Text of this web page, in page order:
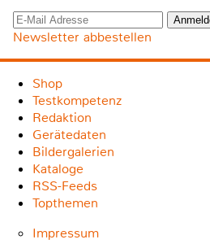
Newsletter abbestellen
Shop
Testkompetenz
Redaktion
Gerätedaten
Bildergalerien
Kataloge
RSS-Feeds
Topthemen
Impressum